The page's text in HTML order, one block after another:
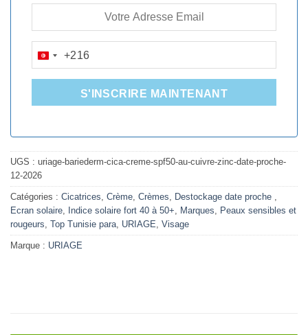
TUNISIA
+216
+216
S'INSCRIRE MAINTENANT
UGS : uriage-bariederm-cica-creme-spf50-au-cuivre-zinc-date-proche-
12-2026
Catégories : Cicatrices, Crème, Crèmes, Destockage date proche ,
Ecran solaire, Indice solaire fort 40 à 50+, Marques, Peaux sensibles et
rougeurs, Top Tunisie para, URIAGE, Visage
Marque : URIAGE